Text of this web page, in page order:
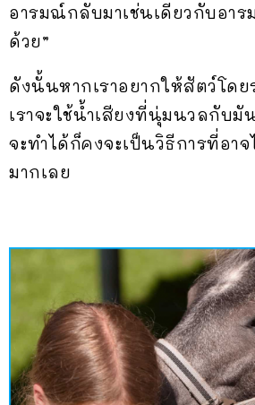
อารมณ์กลับมาเช่นเดียวกับอา
ด้วย”
ดังนั้นหากเราอยากให้สัตว์โดย
เราจะใช้น้ำเสียงที่นุ่มนวลกับ
จะทำได้ก็คงจะเป็นวิธีการที่อา
มากเลย